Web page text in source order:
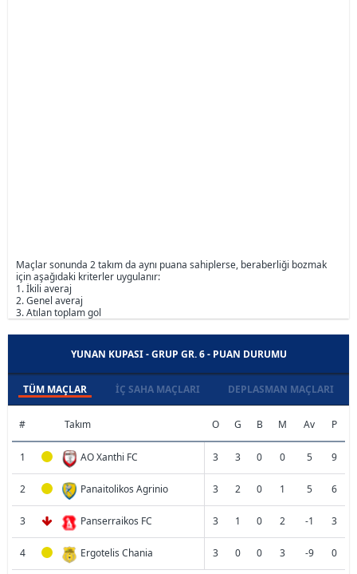
Maçlar sonunda 2 takım da aynı puana sahiplerse, beraberliği bozmak
için aşağıdaki kriterler uygulanır:
1. İkili averaj
2. Genel averaj
3. Atılan toplam gol
YUNAN KUPASI - GRUP GR. 6 - PUAN DURUMU
TÜM MAÇLAR İÇ SAHA MAÇLARI DEPLASMAN MAÇLARI
# Takım O G B M Av P
1 AO Xanthi FC 3 3 0 0 5 9
2 Panaitolikos Agrinio 3 2 0 1 5 6
3 Panserraikos FC 3 1 0 2 -1 3
4 Ergotelis Chania 3 0 0 3 -9 0